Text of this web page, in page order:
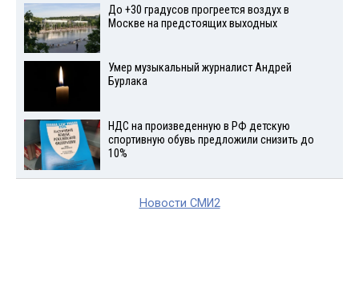
До +30 градусов прогреется воздух в
Москве на предстоящих выходных
Умер музыкальный журналист Андрей
Бурлака
НДС на произведенную в РФ детскую
спортивную обувь предложили снизить до
10%
Новости СМИ2